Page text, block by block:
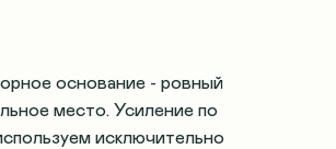
основание - ровный
место. Усиление по
исключительно